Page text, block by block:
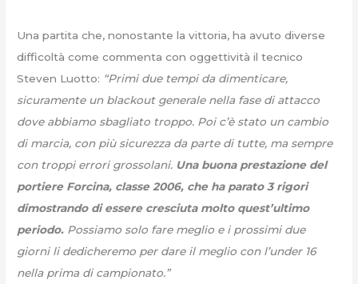
Una partita che, nonostante la vittoria, ha avuto diverse
difficoltà come commenta con oggettività il tecnico
Steven Luotto: “Primi due tempi da dimenticare,
sicuramente un blackout generale nella fase di attacco
dove abbiamo sbagliato troppo. Poi c’è stato un cambio
di marcia, con più sicurezza da parte di tutte, ma sempre
con troppi errori grossolani. Una buona prestazione del
portiere Forcina, classe 2006, che ha parato 3 rigori
dimostrando di essere cresciuta molto quest’ultimo
periodo. Possiamo solo fare meglio e i prossimi due
giorni li dedicheremo per dare il meglio con l’under 16
nella prima di campionato.”